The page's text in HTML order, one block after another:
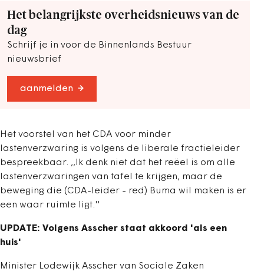
Het belangrijkste overheidsnieuws van de
dag
Schrijf je in voor de Binnenlands Bestuur
nieuwsbrief
aanmelden
Het voorstel van het CDA voor minder
lastenverzwaring is volgens de liberale fractieleider
bespreekbaar. ,,Ik denk niet dat het reëel is om alle
lastenverzwaringen van tafel te krijgen, maar de
beweging die (CDA-leider - red) Buma wil maken is er
een waar ruimte ligt.''
UPDATE: Volgens Asscher staat akkoord 'als een
huis'
Minister Lodewijk Asscher van Sociale Zaken